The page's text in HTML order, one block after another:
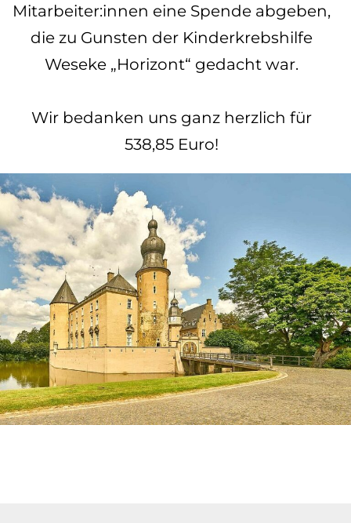
Mitarbeiter:innen eine Spende abgeben,
die zu Gunsten der Kinderkrebshilfe
Weseke „Horizont“ gedacht war.
Wir bedanken uns ganz herzlich für
538,85 Euro!